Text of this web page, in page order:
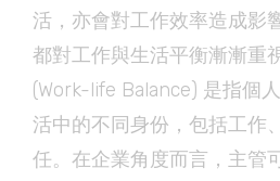
活，亦會對工作效率造成影
都對工作與生活平衡漸漸重
(Work-life Balance) 是指個
活中的不同身份，包括工作
任。在企業角度而言，主管